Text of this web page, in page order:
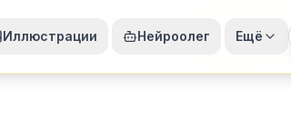
Иллюстрации Нейроолег Ещё